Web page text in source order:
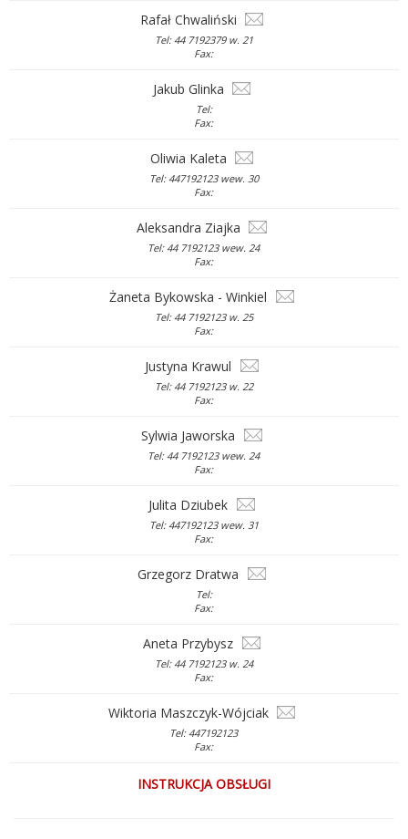
Rafał Chwaliński
Tel: 44 7192379 w. 21
Fax:
Jakub Glinka
Tel:
Fax:
Oliwia Kaleta
Tel: 447192123 wew. 30
Fax:
Aleksandra Ziajka
Tel: 44 7192123 wew. 24
Fax:
Żaneta Bykowska - Winkiel
Tel: 44 7192123 w. 25
Fax:
Justyna Krawul
Tel: 44 7192123 w. 22
Fax:
Sylwia Jaworska
Tel: 44 7192123 wew. 24
Fax:
Julita Dziubek
Tel: 447192123 wew. 31
Fax:
Grzegorz Dratwa
Tel:
Fax:
Aneta Przybysz
Tel: 44 7192123 w. 24
Fax:
Wiktoria Maszczyk-Wójciak
Tel: 447192123
Fax:
INSTRUKCJA OBSŁUGI